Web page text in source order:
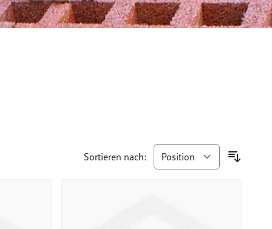
Sortieren nach: